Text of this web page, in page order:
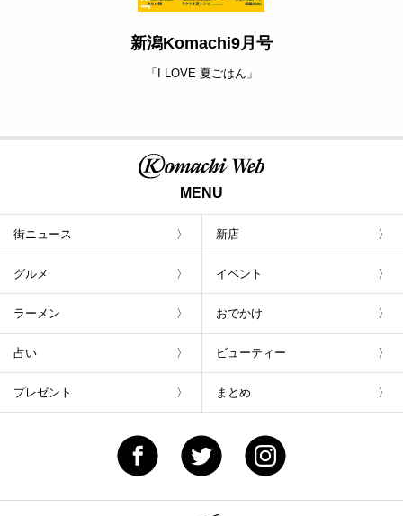
新潟Komachi9月号
「I LOVE 夏ごはん」
MENU
街ニュース 新店
グルメ イベント
ラーメン おでかけ
占い ビューティー
プレゼント まとめ